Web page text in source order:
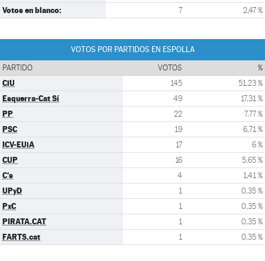
Votos en blanco: 7 2,47 %
VOTOS POR PARTIDOS EN ESPOLLA
PARTIDO VOTOS %
CiU 145 51,23 %
Esquerra-Cat Sí 49 17,31 %
PP 22 7,77 %
PSC 19 6,71 %
ICV-EUiA 17 6 %
CUP 16 5,65 %
C's 4 1,41 %
UPyD 1 0,35 %
PxC 1 0,35 %
PIRATA.CAT 1 0,35 %
FARTS.cat 1 0,35 %